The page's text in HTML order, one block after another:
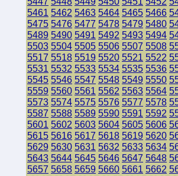
5461 5462 5463 5464 5465 5466
5475 5476 5477 5478 5479 5480
5489 5490 5491 5492 5493 5494
5503 5504 5505 5506 5507 5508
5517 5518 5519 5520 5521 5522
5531 5532 5533 5534 5535 5536
5545 5546 5547 5548 5549 5550
5559 5560 5561 5562 5563 5564
5573 5574 5575 5576 5577 5578
5587 5588 5589 5590 5591 5592
5601 5602 5603 5604 5605 5606
5615 5616 5617 5618 5619 5620
5629 5630 5631 5632 5633 5634
5643 5644 5645 5646 5647 5648
5657 5658 5659 5660 5661 5662